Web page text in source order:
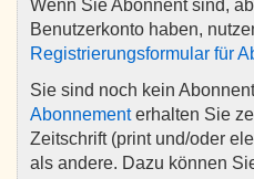
Wenn Sie Abonnent sind,
Benutzerkonto haben,
Registrierungsformular für
Sie sind noch kein
Abonnementerhalten Sie
Zeitschrift (print und/oder
als andere. Dazu können